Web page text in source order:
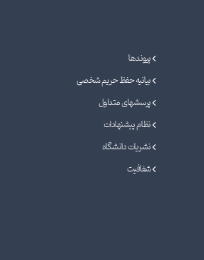
پیوندها
بیانیه حفظ حریم شخصی
پرسشهای متداول
نظام پیشنهادات
نشریات دانشگاه
شفافیت